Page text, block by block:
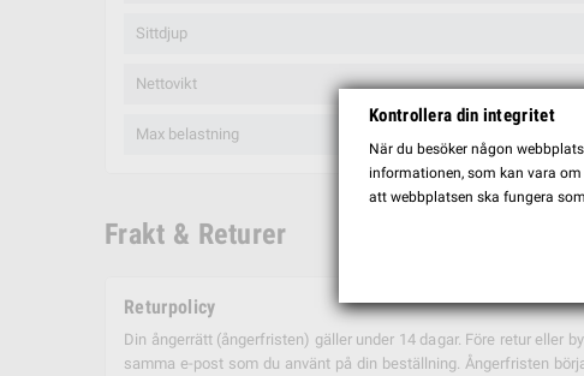
Sittdjup
Nettovikt
Max belastning
Frakt & Returer
Returpolicy
Din ångerrätt (ångerfristen) gäller under 14 dagar. Före retur eller
samma e-post som du använt på din beställning. Ångerfristen
Kontrollera din integritet
När du besöker någon
informationen, som kan vara
att webbplatsen ska fungera